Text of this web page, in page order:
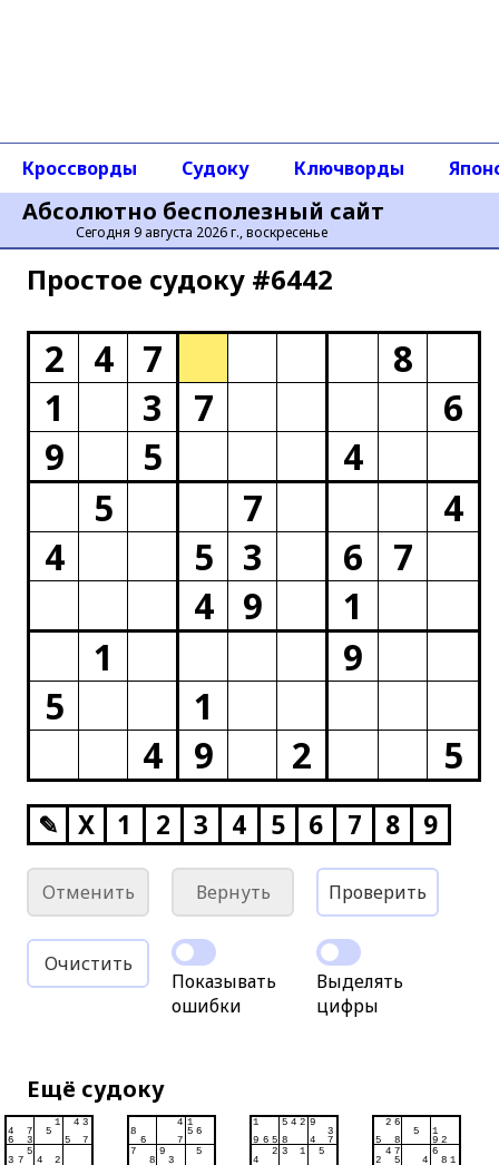
Абсолютно бесполезный сайт
Сегодня 9 августа 2026 г., воскресенье
Кроссворды Судоку Ключворды
Простое cудоку #6442
2 4 7
8
1
3 7
6
9
5
4
5
7
4
4
5 3 6
7
4
9
1
1
9
5
1
4
9 2 5
✎ X 1 2 3 4 5 6 7 8 9
Отменить Вернуть Проверить
Очистить
Показывать
ошибки
Выделять
цифры
Ещё судоку